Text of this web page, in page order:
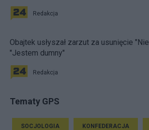
Redakcja
Obajtek usłyszał zarzut za usunięcie
"Jestem dumny"
Redakcja
Tematy GPS
SOCJOLOGIA KONFEDERACJA